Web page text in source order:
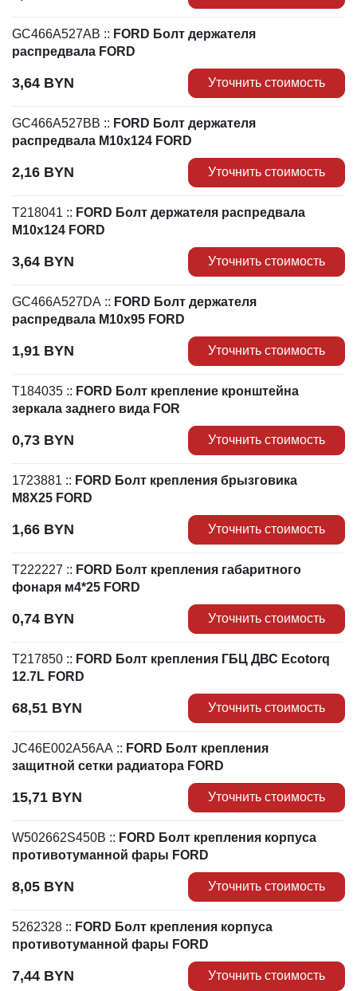
GC466A527AB :: FORD Болт держателя
распредвала FORD
3,64 BYN Уточнить стоимость
GC466A527BB :: FORD Болт держателя
распредвала M10x124 FORD
2,16 BYN Уточнить стоимость
T218041 :: FORD Болт держателя распредвала
M10x124 FORD
3,64 BYN Уточнить стоимость
GC466A527DA :: FORD Болт держателя
распредвала M10x95 FORD
1,91 BYN Уточнить стоимость
T184035 :: FORD Болт крепление кронштейна
зеркала заднего вида FOR
0,73 BYN Уточнить стоимость
1723881 :: FORD Болт крепления брызговика
M8X25 FORD
1,66 BYN Уточнить стоимость
T222227 :: FORD Болт крепления габаритного
фонаря м4*25 FORD
0,74 BYN Уточнить стоимость
T217850 :: FORD Болт крепления ГБЦ ДВС Ecotorq
12.7L FORD
68,51 BYN Уточнить стоимость
JC46E002A56AA :: FORD Болт крепления
защитной сетки радиатора FORD
15,71 BYN Уточнить стоимость
W502662S450B :: FORD Болт крепления корпуса
противотуманной фары FORD
8,05 BYN Уточнить стоимость
5262328 :: FORD Болт крепления корпуса
противотуманной фары FORD
7,44 BYN Уточнить стоимость